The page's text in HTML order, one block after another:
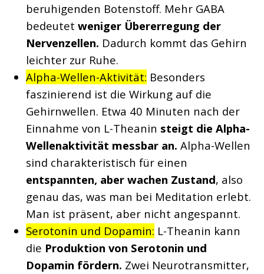
beruhigenden Botenstoff. Mehr GABA
bedeutet weniger Übererregung der
Nervenzellen. Dadurch kommt das Gehirn
leichter zur Ruhe.
Alpha-Wellen-Aktivität: Besonders
faszinierend ist die Wirkung auf die
Gehirnwellen. Etwa 40 Minuten nach der
Einnahme von L-Theanin steigt die Alpha-
Wellenaktivität messbar an. Alpha-Wellen
sind charakteristisch für einen
entspannten, aber wachen Zustand, also
genau das, was man bei Meditation erlebt.
Man ist präsent, aber nicht angespannt.
Serotonin und Dopamin: L-Theanin kann
die Produktion von Serotonin und
Dopamin fördern. Zwei Neurotransmitter,